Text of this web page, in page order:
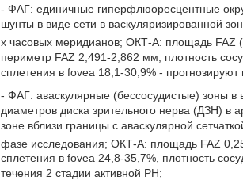
- ФАГ: единичные гиперфлюоресцентные
шунты в виде сети в васкуляризированной
х часовых меридианов; ОКТ-А: площадь FAZ
периметр FAZ 2,491-2,862 мм, плотность
сплетения в fovea 18,1-30,9% -
- ФАГ: аваскулярные (бессосудистые) зоны
диаметров диска зрительного нерва (ДЗН) в
зоне вблизи границы с аваскулярной
фазе исследования; ОКТ-А: площадь FAZ
сплетения в fovea 24,8-35,7%, плотность
течения 2 стадии активной РН;